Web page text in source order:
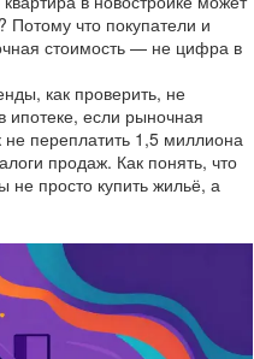
что покупатели и
стоимость — не цифра в
как проверить, не
ипотеке, если рыночная
не переплатить 1,5 миллиона
продаж. Как понять, что
не просто купить жильё, а